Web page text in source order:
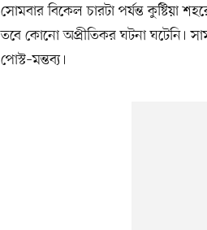
সোমবার বিকেল চারটা পর্যন্ত কুষ্টিয়া
তবে কোনো অপ্রীতিকর ঘটনা ঘটেনি।
পোস্ট–মন্তব্য।